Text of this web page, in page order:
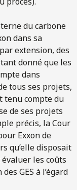
du carbone
dans sa
extension, des
donné que les
dans
tous ses projets,
tenu compte du
de ses projets
précis, la Cour
Exxon de
qu’elle disposait
les coûts
GES à l’égard